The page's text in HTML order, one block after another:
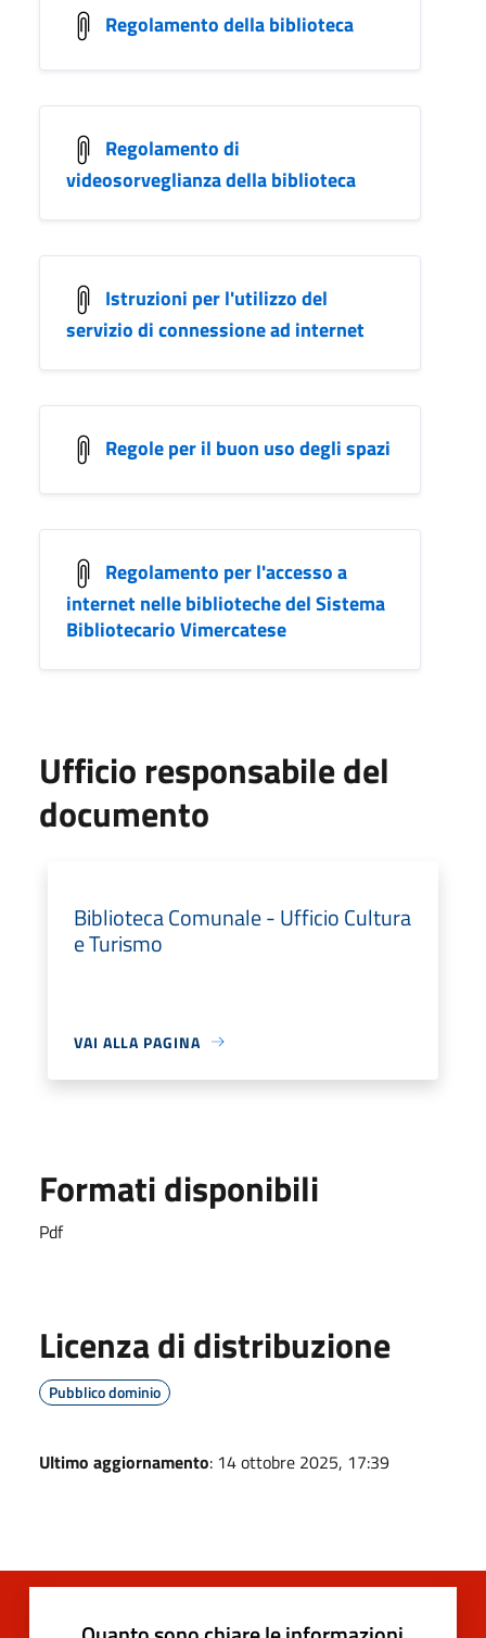
Regolamento della biblioteca
Regolamento di
videosorveglianza della biblioteca
Istruzioni per l'utilizzo del
servizio di connessione ad internet
Regole per il buon uso degli spazi
Regolamento per l'accesso a
internet nelle biblioteche del Sistema
Bibliotecario Vimercatese
Ufficio responsabile del
documento
Biblioteca Comunale - Ufficio Cultura
e Turismo
VAI ALLA PAGINA
Formati disponibili
Pdf
Licenza di distribuzione
Pubblico dominio
Ultimo aggiornamento: 14 ottobre 2025, 17:39